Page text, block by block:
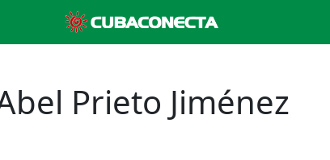
Prieto Jiménez